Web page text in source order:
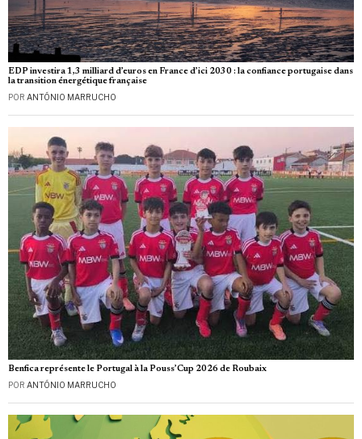
EDP investira 1,3 milliard d’euros en France d’ici 2030 : la confiance portugaise dans
la transition énergétique française
POR ANTÓNIO MARRUCHO
Benfica représente le Portugal à la Pouss’Cup 2026 de Roubaix
POR ANTÓNIO MARRUCHO